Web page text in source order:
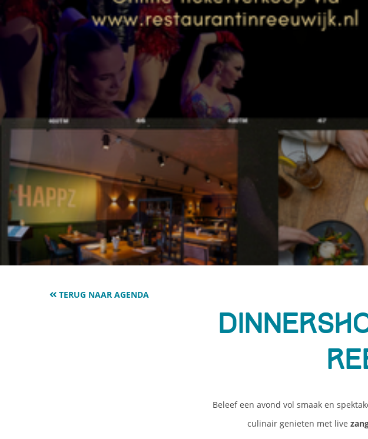
TERUG NAAR AGENDA
Beleef een avond vol smaak en
culinair genieten met live